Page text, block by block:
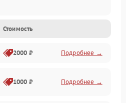
Стоимость
2000 ₽ Подробнее →
1000 ₽ Подробнее →